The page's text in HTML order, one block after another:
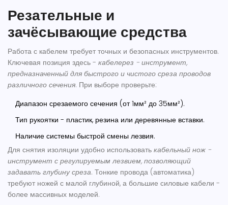
Резательные и
зачёсывающие средства
Работа с кабелем требует точных и безопасных инструментов.
Ключевая позиция здесь - кабелерез - инструмент,
предназначенный для быстрого и чистого среза проводов
различного сечения. При выборе проверьте:
Диапазон срезаемого сечения (от 1мм² до 35мм²).
Тип рукоятки - пластик, резина или деревянные вставки.
Наличие системы быстрой смены лезвия.
Для снятия изоляции удобно использовать кабельный нож -
инструмент с регулируемым лезвием, позволяющий
задавать глубину среза. Тонкие провода (автоматика)
требуют ножей с малой глубиной, а большие силовые кабели -
более массивных моделей.